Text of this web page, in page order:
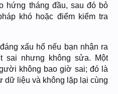
hứng tháng đầu, sau đó bỏ
khó hoặc điểm kiểm tra
xấu hổ nếu bạn nhận ra
sai nhưng không sửa. Một
không bao giờ sai; đó là
dữ liệu và không lặp lại cùng